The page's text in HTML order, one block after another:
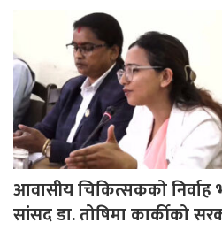
आवासीय चिकित्सकको निर्वाह
सांसद डा. तोषिमा कार्कीको